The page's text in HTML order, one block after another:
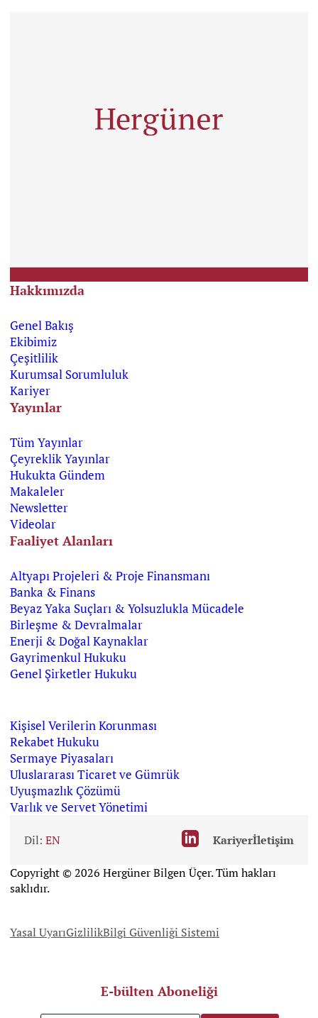
Hakkımızda
Genel Bakış
Ekibimiz
Çeşitlilik
Kurumsal Sorumluluk
Kariyer
Yayınlar
Tüm Yayınlar
Çeyreklik Yayınlar
Hukukta Gündem
Makaleler
Newsletter
Videolar
Faaliyet Alanları
Altyapı Projeleri & Proje Finansmanı
Banka & Finans
Beyaz Yaka Suçları & Yolsuzlukla Mücadele
Birleşme & Devralmalar
Enerji & Doğal Kaynaklar
Gayrimenkul Hukuku
Genel Şirketler Hukuku
Kişisel Verilerin Korunması
Rekabet Hukuku
Sermaye Piyasaları
Uluslararası Ticaret ve Gümrük
Uyuşmazlık Çözümü
Varlık ve Servet Yönetimi
Dil: EN Kariyerİletişim
Copyright © 2026 Hergüner Bilgen Üçer. Tüm hakları
saklıdır.
Yasal UyarıGizlilikBilgi Güvenliği Sistemi
E-bülten Aboneliği